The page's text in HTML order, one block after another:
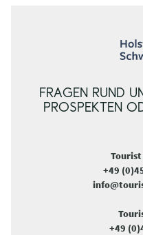
FRAGEN RUND
PROSPEKTEN
+49
+49